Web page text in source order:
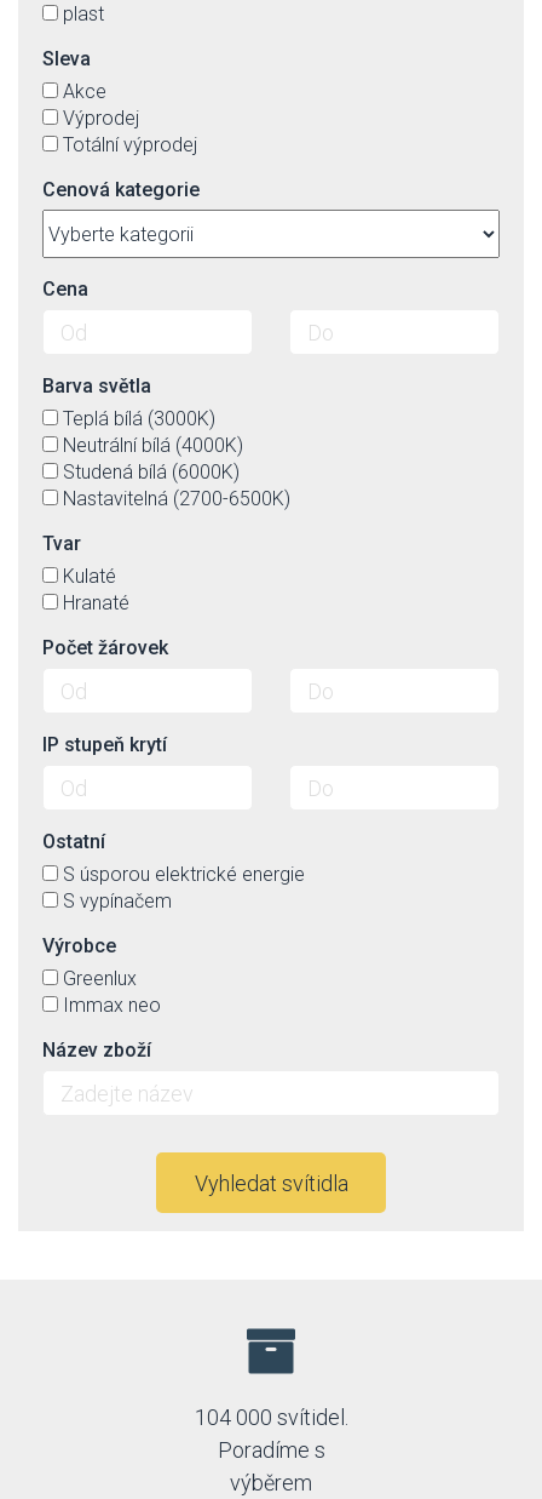
plast
Sleva
Akce
Výprodej
Totální výprodej
Cenová kategorie
Cena
Barva světla
Teplá bílá (3000K)
Neutrální bílá (4000K)
Studená bílá (6000K)
Nastavitelná (2700-6500K)
Tvar
Kulaté
Hranaté
Počet žárovek
IP stupeň krytí
Ostatní
S úsporou elektrické energie
S vypínačem
Výrobce
Greenlux
Immax neo
Název zboží
Vyhledat svítidla
104 000 svítidel.
Poradíme s
výběrem